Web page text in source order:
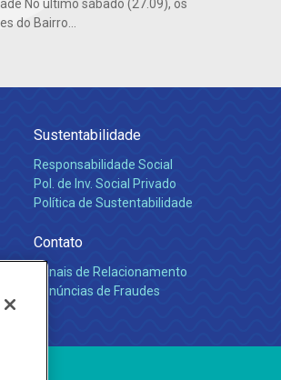
No último sábado (27.09), os
do Bairro...
Sustentabilidade
Responsabilidade Social
Pol. de Inv. Social Privado
Política de Sustentabilidade
Contato
Canais de Relacionamento
Denúncias de Fraudes